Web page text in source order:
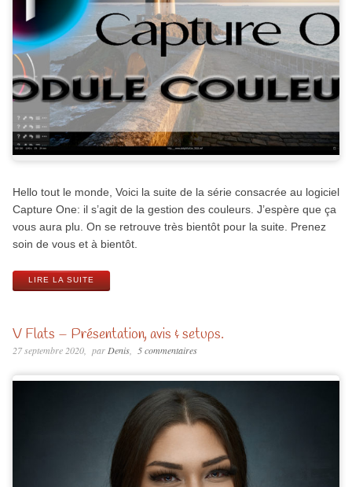
Hello tout le monde, Voici la suite de la série consacrée au logiciel
Capture One: il s’agit de la gestion des couleurs. J’espère que ça
vous aura plu. On se retrouve très bientôt pour la suite. Prenez
soin de vous et à bientôt.
LIRE LA SUITE
V Flats – Présentation, avis & setups.
27 septembre 2020 parDenis 5 commentaires